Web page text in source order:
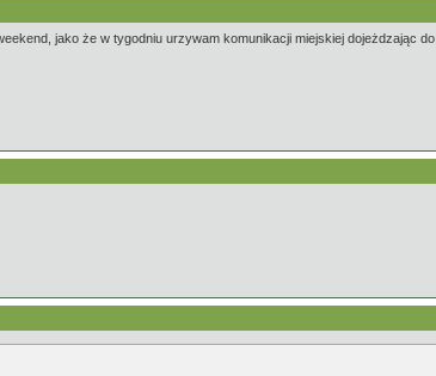
jako że w tygodniu urzywam komunikacji miejskiej dojeżdzając